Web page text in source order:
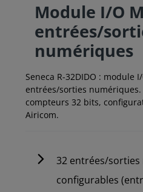
Module I/O
entrées/
numériques
Seneca R-32DIDO : module
entrées/sorties numériques.
compteurs 32 bits,
Airicom.
32 entrées/
configurables